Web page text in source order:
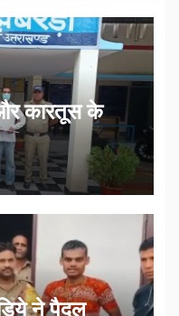
कारतूस के
ने पैदल